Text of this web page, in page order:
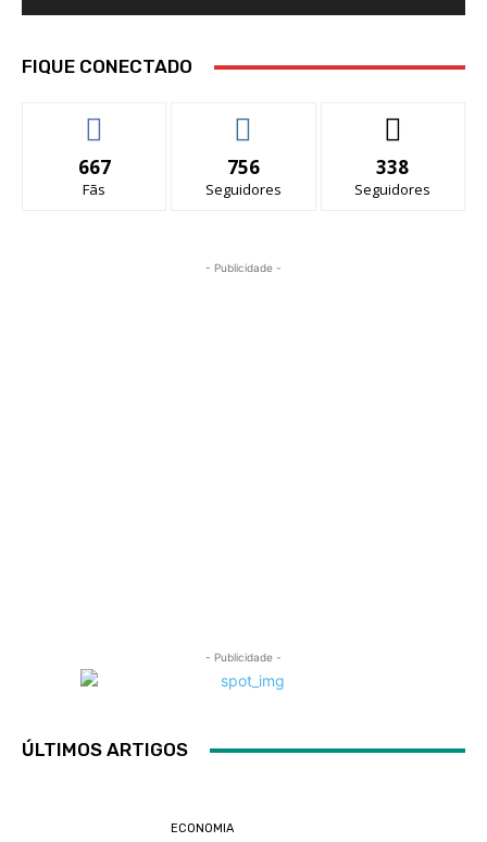
FIQUE CONECTADO
667
Fãs
756
Seguidores
338
Seguidores
- Publicidade -
- Publicidade -
ÚLTIMOS ARTIGOS
ECONOMIA